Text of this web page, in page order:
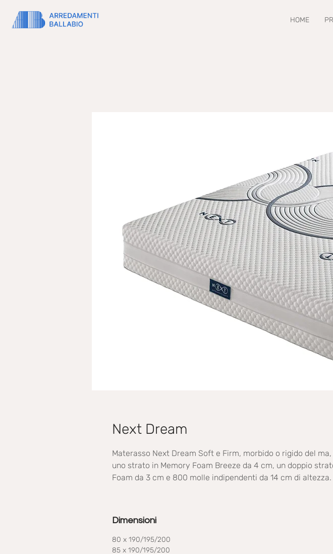
HOME
Next Dream
Materasso Next Dream Soft e Firm, morbido o rigido del
uno strato in Memory Foam Breeze da 4 cm, un doppio
Foam da 3 cm e 800 molle indipendenti da 14 cm di altezza.
Dimensioni
80 x 190/195/200
85 x 190/195/200